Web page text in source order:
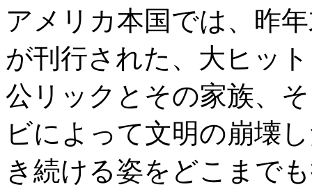
アメリカ本国では、昨
が刊行された、大ヒッ
公リックとその家族、
ビによって文明の崩壊
き続ける姿をどこまで